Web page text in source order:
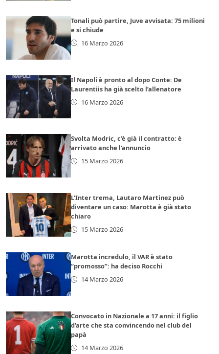
Tonali può partire, Juve avvisata: 75 milioni
e si chiude
16 Marzo 2026
Il Napoli è pronto al dopo Conte: De
Laurentiis ha già scelto l’allenatore
16 Marzo 2026
Svolta Modric, c’è già il contratto: è
arrivato anche l’annuncio
15 Marzo 2026
L’Inter trema, Lautaro Martinez può
diventare un caso: Marotta è già stato
chiaro
15 Marzo 2026
Marotta incredulo, il VAR è stato
“promosso”: ha deciso Rocchi
14 Marzo 2026
Convocato in Nazionale a 17 anni: il figlio
d’arte che sta convincendo nel club del
papà
14 Marzo 2026